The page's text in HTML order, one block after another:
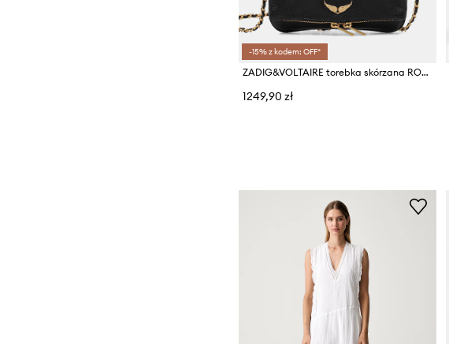
-15% z kodem: OFF*
ZADIG&VOLTAIRE torebka skórzana ROCK NANO GRAINED LEATHER
1249,90 zł